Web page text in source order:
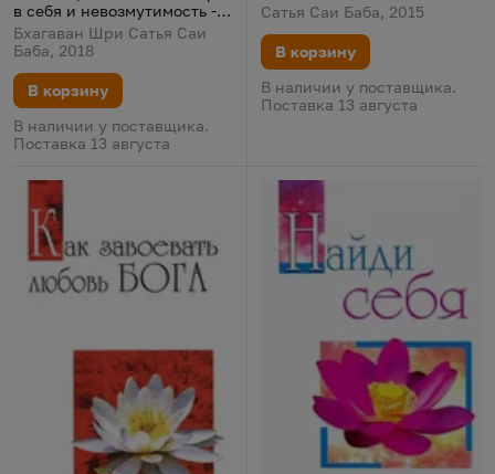
в себя и невозмутимость -
путь к покою и счастью
Бхагаван Шри Сатья Саи
Баба, 2018
В корзину
В наличии у поставщика.
Поставка 13 августа
Сатья Саи Баба, 2015
В корзину
В наличии у поставщика.
Поставка 13 августа